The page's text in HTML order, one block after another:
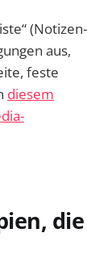
(Notizen-
aus,
feste
diesem
die